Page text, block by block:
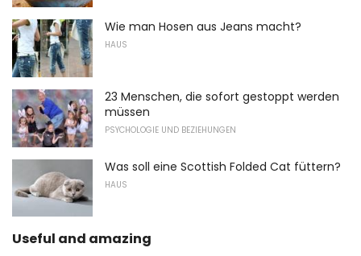
Wie man Hosen aus Jeans macht?
HAUS
23 Menschen, die sofort gestoppt werden
müssen
PSYCHOLOGIE UND BEZIEHUNGEN
Was soll eine Scottish Folded Cat füttern?
HAUS
Useful and amazing